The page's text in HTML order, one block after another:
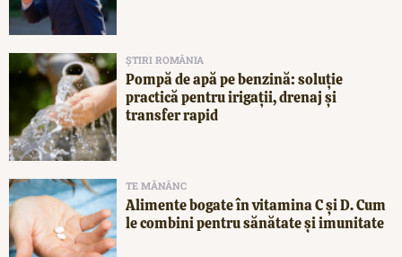
ȘTIRI ROMÂNIA
Pompă de apă pe benzină: soluție
practică pentru irigații, drenaj și
transfer rapid
TE MĂNÂNC
Alimente bogate în vitamina C și D. Cum
le combini pentru sănătate și imunitate